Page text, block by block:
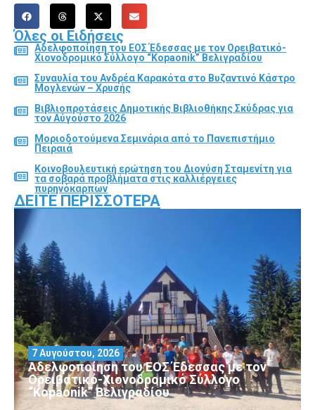
Όλες οι Ειδήσεις
Αδελφοποίηση του ΕΟΣ Έδεσσας με τον Ορειβατικό-
Χιονοδρομικό Σύλλογο “Kopaonik” Βελιγραδίου
Συναυλία του Ανδρέα Καρακότα στο Βυζαντινό Κάστρο
Μογλενών – Χρυσής
Βιβλιοπροτάσεις Δημοτικής Βιβλιοθήκης Σκύδρας για
τον Αύγούστο 2026
Μοριοδοτούμενα Σεμινάρια από το Πανεπιστήμιο
Πειραιά
Κοινοβουλευτική ερώτηση του Διονύση Σταμενίτη για
τα σοβαρά προβλήματα στις καλλιέργειες
πυρηνόκαρπων
ΔΕΊΤΕ ΠΕΡΙΣΣΌΤΕΡΑ
Αδελφοποίηση του ΕΟΣ Έδεσσας με τον
Ορειβατικό-Χιονοδρομικό Σύλλογο
“Kopaonik” Βελιγραδίου
7 Αυγούστου, 2026